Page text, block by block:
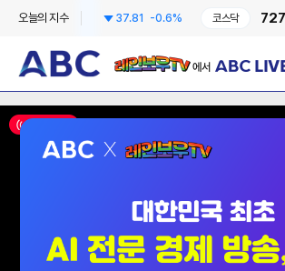
오늘의 지수
6258.57 37.81 -0.6% 코스닥
레인보우TV에서 ABC LIVE!
ON AIR